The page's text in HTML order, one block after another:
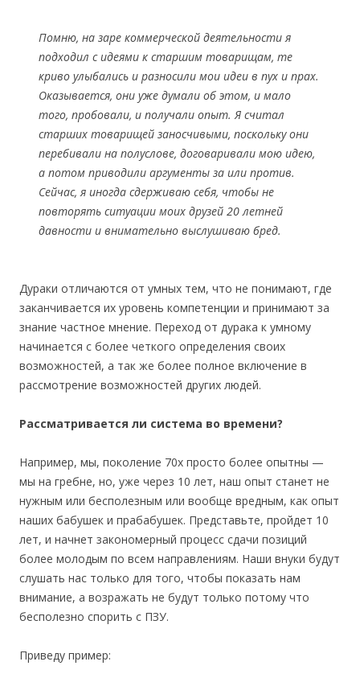
Помню, на заре коммерческой деятельности я
подходил с идеями к старшим товарищам, те
криво улыбались и разносили мои идеи в пух и прах.
Оказывается, они уже думали об этом, и мало
того, пробовали, и получали опыт. Я считал
старших товарищей заносчивыми, поскольку они
перебивали на полуслове, договаривали мою идею,
а потом приводили аргументы за или против.
Сейчас, я иногда сдерживаю себя, чтобы не
повторять ситуации моих друзей 20 летней
давности и внимательно выслушиваю бред.
Дураки отличаются от умных тем, что не понимают, где
заканчивается их уровень компетенции и принимают за
знание частное мнение. Переход от дурака к умному
начинается с более четкого определения своих
возможностей, а так же более полное включение в
рассмотрение возможностей других людей.
Рассматривается ли система во времени?
Например, мы, поколение 70х просто более опытны —
мы на гребне, но, уже через 10 лет, наш опыт станет не
нужным или бесполезным или вообще вредным, как опыт
наших бабушек и прабабушек. Представьте, пройдет 10
лет, и начнет закономерный процесс сдачи позиций
более молодым по всем направлениям. Наши внуки будут
слушать нас только для того, чтобы показать нам
внимание, а возражать не будут только потому что
бесполезно спорить с ПЗУ.
Приведу пример: